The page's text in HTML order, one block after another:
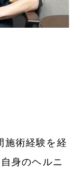
施術経験を経
身のヘルニ